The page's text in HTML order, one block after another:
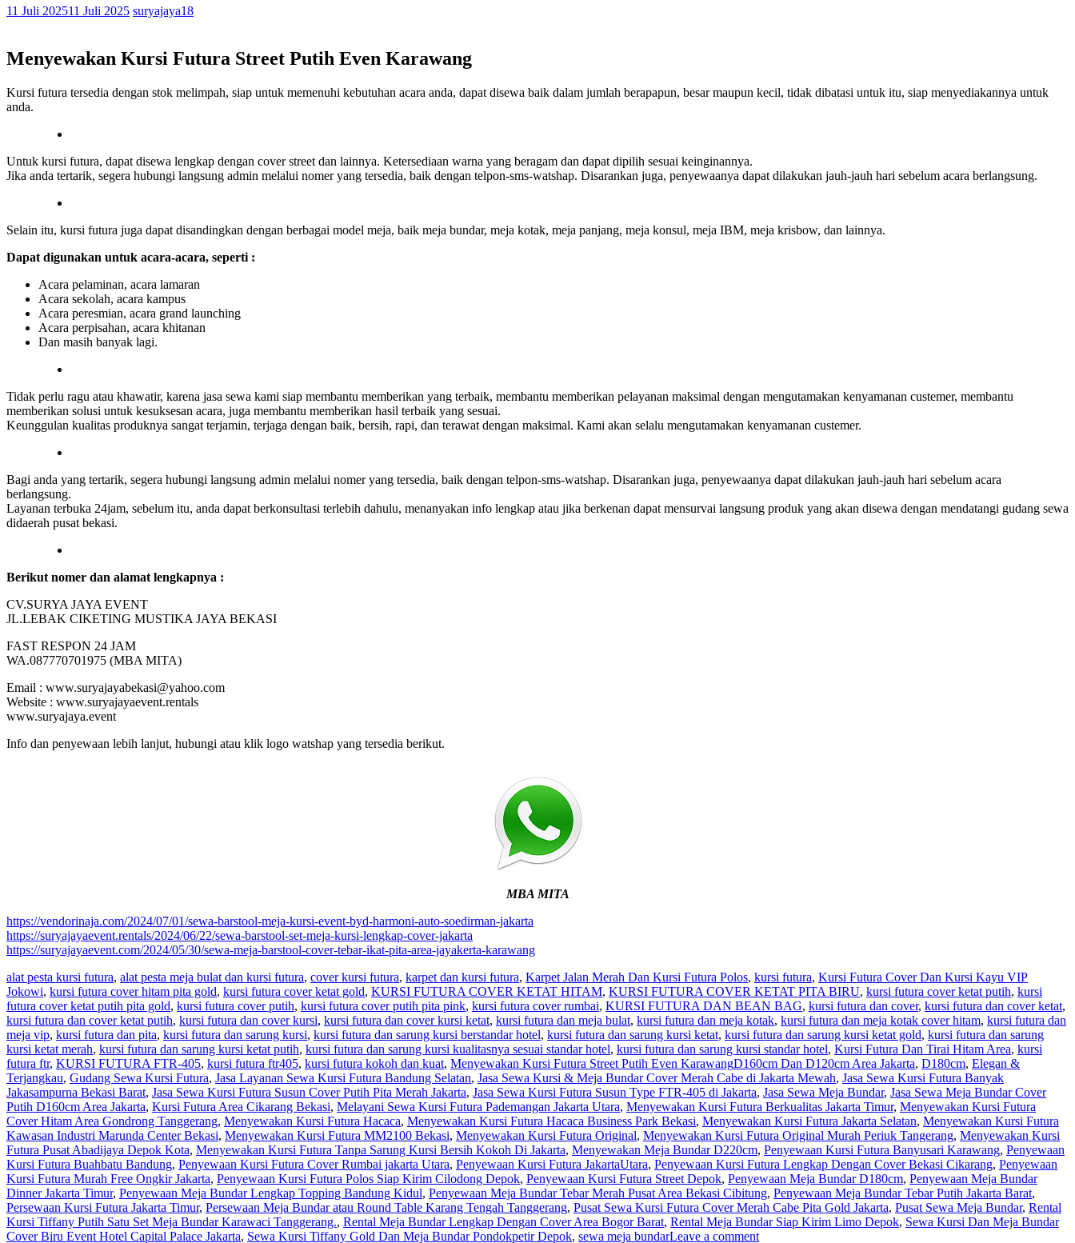
11 Juli 202511 Juli 2025 suryajaya18
Menyewakan Kursi Futura Street Putih Even Karawang
Kursi futura tersedia dengan stok melimpah, siap untuk memenuhi kebutuhan acara anda, dapat disewa baik dalam jumlah berapapun, besar maupun kecil, tidak dibatasi untuk itu, siap menyediakannya untuk
anda.
Untuk kursi futura, dapat disewa lengkap dengan cover street dan lainnya. Ketersediaan warna yang beragam dan dapat dipilih sesuai keinginannya.
Jika anda tertarik, segera hubungi langsung admin melalui nomer yang tersedia, baik dengan telpon-sms-watshap. Disarankan juga, penyewaanya dapat dilakukan jauh-jauh hari sebelum acara berlangsung.
Selain itu, kursi futura juga dapat disandingkan dengan berbagai model meja, baik meja bundar, meja kotak, meja panjang, meja konsul, meja IBM, meja krisbow, dan lainnya.
Dapat digunakan untuk acara-acara, seperti :
Acara pelaminan, acara lamaran
Acara sekolah, acara kampus
Acara peresmian, acara grand launching
Acara perpisahan, acara khitanan
Dan masih banyak lagi.
Tidak perlu ragu atau khawatir, karena jasa sewa kami siap membantu memberikan yang terbaik, membantu memberikan pelayanan maksimal dengan mengutamakan kenyamanan custemer, membantu
memberikan solusi untuk kesuksesan acara, juga membantu memberikan hasil terbaik yang sesuai.
Keunggulan kualitas produknya sangat terjamin, terjaga dengan baik, bersih, rapi, dan terawat dengan maksimal. Kami akan selalu mengutamakan kenyamanan custemer.
Bagi anda yang tertarik, segera hubungi langsung admin melalui nomer yang tersedia, baik dengan telpon-sms-watshap. Disarankan juga, penyewaanya dapat dilakukan jauh-jauh hari sebelum acara
berlangsung.
Layanan terbuka 24jam, sebelum itu, anda dapat berkonsultasi terlebih dahulu, menanyakan info lengkap atau jika berkenan dapat mensurvai langsung produk yang akan disewa dengan mendatangi gudang sewa
didaerah pusat bekasi.
Berikut nomer dan alamat lengkapnya :
CV.SURYA JAYA EVENT
JL.LEBAK CIKETING MUSTIKA JAYA BEKASI
FAST RESPON 24 JAM
WA.087770701975 (MBA MITA)
Email : www.suryajayabekasi@yahoo.com
Website : www.suryajayaevent.rentals
www.suryajaya.event
Info dan penyewaan lebih lanjut, hubungi atau klik logo watshap yang tersedia berikut.
MBA MITA
https://vendorinaja.com/2024/07/01/sewa-barstool-meja-kursi-event-byd-harmoni-auto-soedirman-jakarta
https://suryajayaevent.rentals/2024/06/22/sewa-barstool-set-meja-kursi-lengkap-cover-jakarta
https://suryajayaevent.com/2024/05/30/sewa-meja-barstool-cover-tebar-ikat-pita-area-jayakerta-karawang
alat pesta kursi futura, alat pesta meja bulat dan kursi futura, cover kursi futura, karpet dan kursi futura, Karpet Jalan Merah Dan Kursi Futura Polos, kursi futura, Kursi Futura Cover Dan Kursi Kayu VIP
Jokowi, kursi futura cover hitam pita gold, kursi futura cover ketat gold, KURSI FUTURA COVER KETAT HITAM, KURSI FUTURA COVER KETAT PITA BIRU, kursi futura cover ketat putih, kursi
futura cover ketat putih pita gold, kursi futura cover putih, kursi futura cover putih pita pink, kursi futura cover rumbai, KURSI FUTURA DAN BEAN BAG, kursi futura dan cover, kursi futura dan cover ketat,
kursi futura dan cover ketat putih, kursi futura dan cover kursi, kursi futura dan cover kursi ketat, kursi futura dan meja bulat, kursi futura dan meja kotak, kursi futura dan meja kotak cover hitam, kursi futura dan
meja vip, kursi futura dan pita, kursi futura dan sarung kursi, kursi futura dan sarung kursi berstandar hotel, kursi futura dan sarung kursi ketat, kursi futura dan sarung kursi ketat gold, kursi futura dan sarung
kursi ketat merah, kursi futura dan sarung kursi ketat putih, kursi futura dan sarung kursi kualitasnya sesuai standar hotel, kursi futura dan sarung kursi standar hotel, Kursi Futura Dan Tirai Hitam Area, kursi
futura ftr, KURSI FUTURA FTR-405, kursi futura ftr405, kursi futura kokoh dan kuat, Menyewakan Kursi Futura Street Putih Even KarawangD160cm Dan D120cm Area Jakarta, D180cm, Elegan &
Terjangkau, Gudang Sewa Kursi Futura, Jasa Layanan Sewa Kursi Futura Bandung Selatan, Jasa Sewa Kursi & Meja Bundar Cover Merah Cabe di Jakarta Mewah, Jasa Sewa Kursi Futura Banyak
Jakasampurna Bekasi Barat, Jasa Sewa Kursi Futura Susun Cover Putih Pita Merah Jakarta, Jasa Sewa Kursi Futura Susun Type FTR-405 di Jakarta, Jasa Sewa Meja Bundar, Jasa Sewa Meja Bundar Cover
Putih D160cm Area Jakarta, Kursi Futura Area Cikarang Bekasi, Melayani Sewa Kursi Futura Pademangan Jakarta Utara, Menyewakan Kursi Futura Berkualitas Jakarta Timur, Menyewakan Kursi Futura
Cover Hitam Area Gondrong Tanggerang, Menyewakan Kursi Futura Hacaca, Menyewakan Kursi Futura Hacaca Business Park Bekasi, Menyewakan Kursi Futura Jakarta Selatan, Menyewakan Kursi Futura
Kawasan Industri Marunda Center Bekasi, Menyewakan Kursi Futura MM2100 Bekasi, Menyewakan Kursi Futura Original, Menyewakan Kursi Futura Original Murah Periuk Tangerang, Menyewakan Kursi
Futura Pusat Abadijaya Depok Kota, Menyewakan Kursi Futura Tanpa Sarung Kursi Bersih Kokoh Di Jakarta, Menyewakan Meja Bundar D220cm, Penyewaan Kursi Futura Banyusari Karawang, Penyewaan
Kursi Futura Buahbatu Bandung, Penyewaan Kursi Futura Cover Rumbai jakarta Utara, Penyewaan Kursi Futura JakartaUtara, Penyewaan Kursi Futura Lengkap Dengan Cover Bekasi Cikarang, Penyewaan
Kursi Futura Murah Free Ongkir Jakarta, Penyewaan Kursi Futura Polos Siap Kirim Cilodong Depok, Penyewaan Kursi Futura Street Depok, Penyewaan Meja Bundar D180cm, Penyewaan Meja Bundar
Dinner Jakarta Timur, Penyewaan Meja Bundar Lengkap Topping Bandung Kidul, Penyewaan Meja Bundar Tebar Merah Pusat Area Bekasi Cibitung, Penyewaan Meja Bundar Tebar Putih Jakarta Barat,
Persewaan Kursi Futura Jakarta Timur, Persewaan Meja Bundar atau Round Table Karang Tengah Tanggerang, Pusat Sewa Kursi Futura Cover Merah Cabe Pita Gold Jakarta, Pusat Sewa Meja Bundar, Rental
Kursi Tiffany Putih Satu Set Meja Bundar Karawaci Tanggerang., Rental Meja Bundar Lengkap Dengan Cover Area Bogor Barat, Rental Meja Bundar Siap Kirim Limo Depok, Sewa Kursi Dan Meja Bundar
Cover Biru Event Hotel Capital Palace Jakarta, Sewa Kursi Tiffany Gold Dan Meja Bundar Pondokpetir Depok, sewa meja bundarLeave a comment